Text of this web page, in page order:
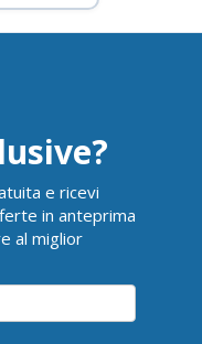
e ricevi
in anteprima
al miglior